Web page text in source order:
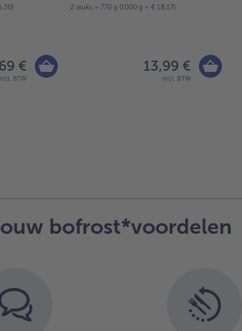
€
BTW
2 stuks = 770 g (1000 g = € 18,17)
13,99 €
incl. BTW
bofrost*voordelen